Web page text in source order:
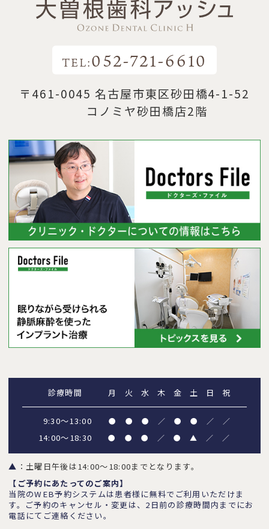
TEL:052-721-6610
〒461-0045 名古屋市東区砂田橋4-1-52
コノミヤ砂田橋店2階
診療時間 月 火 水 木 金 土 日 祝
9:30～13:00 ● ● ● ／ ● ● ／ ／
14:00～18:30 ● ● ● ／ ● ▲ ／ ／
▲ ：土曜日午後は14:00～18:00までとなります。
【ご予約にあたってのご案内】
当院のWEB予約システムは患者様に無料でご利用いただけま
す。ご予約のキャンセル・変更は、2日前の診療時間内までにお
電話にてご連絡ください。